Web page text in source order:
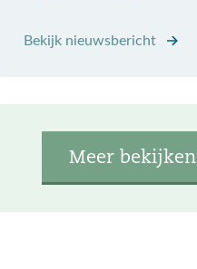
Bekijk nieuwsbericht
Meer bekijken